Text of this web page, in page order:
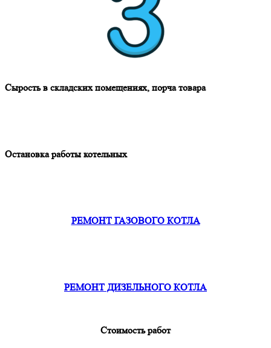
Сырость в складских помещениях, порча товара
Остановка работы котельных
РЕМОНТ ГАЗОВОГО КОТЛА
РЕМОНТ ДИЗЕЛЬНОГО КОТЛА
Стоимость работ